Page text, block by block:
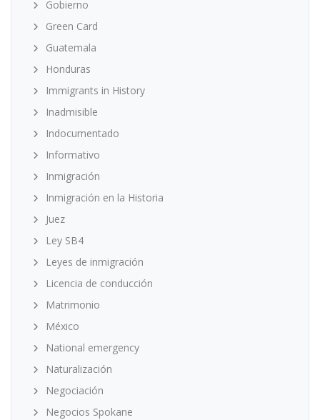
Gobierno
Green Card
Guatemala
Honduras
Immigrants in History
Inadmisible
Indocumentado
Informativo
Inmigración
Inmigración en la Historia
Juez
Ley SB4
Leyes de inmigración
Licencia de conducción
Matrimonio
México
National emergency
Naturalización
Negociación
Negocios Spokane